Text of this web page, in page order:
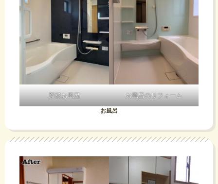
新築お風呂 お風呂のリフォーム
お風呂